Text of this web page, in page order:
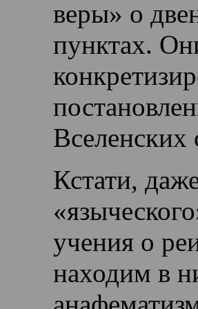
веры» о
пунктах.
Вселенских
Кстати,
учения о
находим в